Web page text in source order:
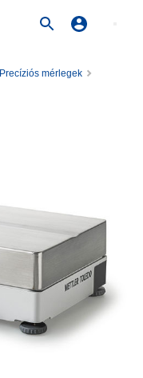
Precíziós mérlegek